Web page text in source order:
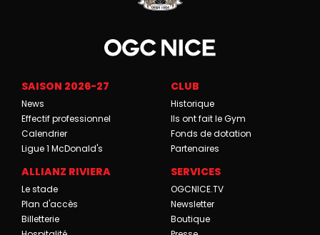
SAISON 2026-27
News
Effectif professionnel
Calendrier
Ligue 1 McDonald's
CLUB
Historique
Ils ont fait le Gym
Fonds de dotation
Partenaires
ALLIANZ RIVIERA
Le stade
Plan d'accès
Billetterie
SERVICES
OGCNICE.TV
Newsletter
Boutique